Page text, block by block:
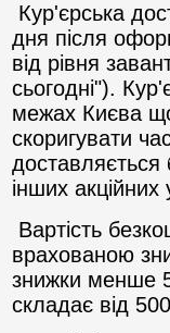
Кур'єрська
дня після
від рівня
сьогодні").
межах Києва
скоригувати
доставляється
інших
Вартість
врахованою
знижки менше
складає від